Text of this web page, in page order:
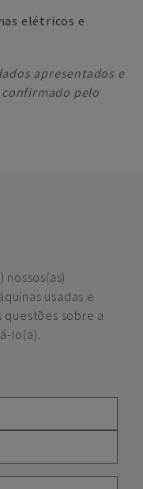
elétricos e
apresentados e
confirmado pelo
nossos(as)
usadas e
sobre a
lo(a).